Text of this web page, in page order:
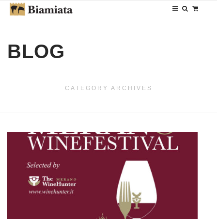
BLOG
CATEGORY ARCHIVES